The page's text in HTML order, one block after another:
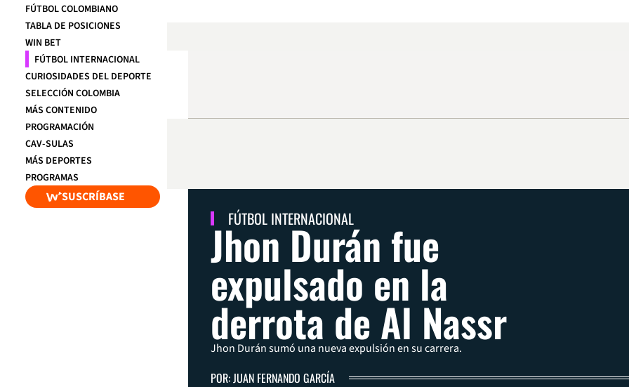
FÚTBOL COLOMBIANO
TABLA DE POSICIONES
WIN BET
FÚTBOL INTERNACIONAL
CURIOSIDADES DEL DEPORTE
SELECCIÓN COLOMBIA
MÁS CONTENIDO
PROGRAMACIÓN
CAV-SULAS
MÁS DEPORTES
PROGRAMAS
SUSCRÍBASE
FÚTBOL INTERNACIONAL
Jhon Durán fue
expulsado en la
derrota de Al Nassr
Jhon Durán sumó una nueva expulsión en su carrera.
POR: JUAN FERNANDO GARCÍA